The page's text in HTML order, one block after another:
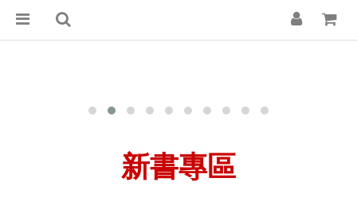
新書專區